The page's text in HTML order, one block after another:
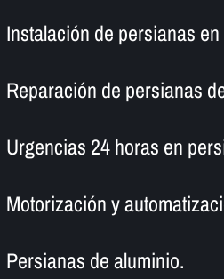
Instalación de persianas
Reparación de persianas
Urgencias 24 horas en
Motorización y
Persianas de aluminio.